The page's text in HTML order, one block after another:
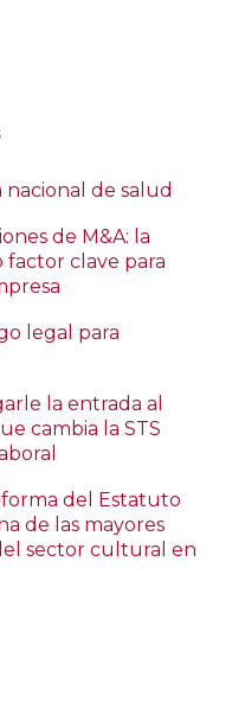
nacional de salud
de M&A: la
clave para
legal para
la entrada al
cambia la STS
del Estatuto
de las mayores
sector cultural en